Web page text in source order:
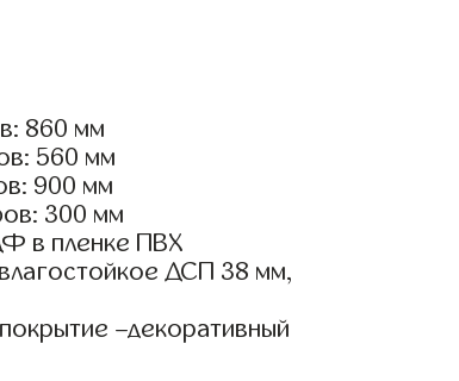
860 мм
560 мм
900 мм
300 мм
в пленке ПВХ
ДСП 38 мм,
–декоративный